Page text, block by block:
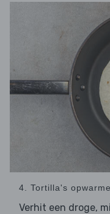
4. Tortilla's
Verhit een droge,